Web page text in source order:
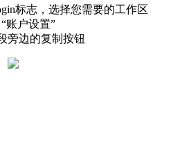
标志，选择您需要的工作区
账户设置”
旁边的复制按钮